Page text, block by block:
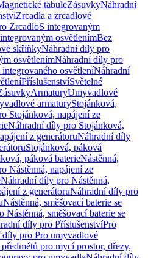
tabuleZásuvkyNáhradní
Zrcadla a zrcadlové
ZrcadloS integrovaným
osvětlenímBez
skříňkyNáhradní díly pro
osvětlenímNáhradní díly pro
integrovaného osvětleníNáhradní
PříslušenstvíSvětelné
ArmaturyUmyvadlové
armaturyStojánková,
Stojánková, napájení ze
Náhradní díly pro Stojánková,
z generátoruNáhradní díly
Stojánková, páková
páková baterieNástěnná,
Nástěnná, napájení ze
Náhradní díly pro Nástěnná,
z generátoruNáhradní díly pro
Nástěnná, směšovací baterie se
Nástěnná, směšovací baterie se
díly pro PříslušenstvíPro
díly pro Pro umyvadlové
pro mycí prostor, dřezy,